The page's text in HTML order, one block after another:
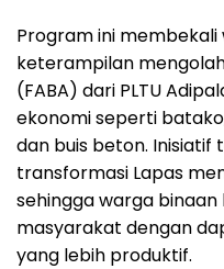
Program ini
keterampilan
(FABA) dari PLTU
ekonomi seperti
dan buis beton. Inisiatif
transformasi Lapas
sehingga warga
masyarakat dengan
yang lebih produktif.